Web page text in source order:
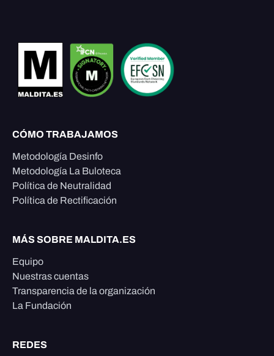
CÓMO TRABAJAMOS
Metodología Desinfo
Metodología La Buloteca
Política de Neutralidad
Política de Rectificación
MÁS SOBRE MALDITA.ES
Equipo
Nuestras cuentas
Transparencia de la organización
La Fundación
REDES